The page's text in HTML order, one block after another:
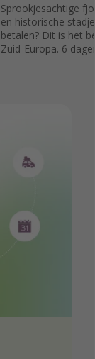
Sprookjesachtige
en historische
betalen? Dit is het
Zuid-Europa. 6